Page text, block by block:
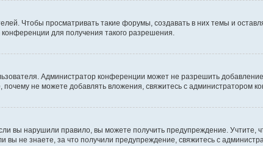
Чтобы просматривать такие форумы, создавать в них темы и
для получения такого разрешения.
Администратор конференции может не разрешить
не можете добавлять вложения, свяжитесь с администратором
вы нарушили правило, вы можете получить предупреждение.
не знаете, за что получили предупреждение, свяжитесь с